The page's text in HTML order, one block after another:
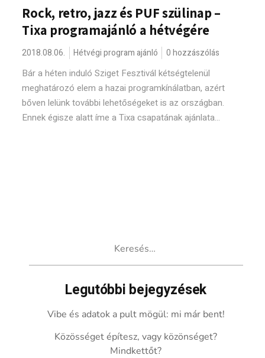
Rock, retro, jazz és PUF szülinap –
Tixa programajánló a hétvégére
2018.08.06. Hétvégi program ajánló 0 hozzászólás
Bár a héten induló Sziget Fesztivál kétségtelenül
meghatározó elem a hazai programkínálatban, azért
bőven lelünk további lehetőségeket is az országban.
Ennek égisze alatt íme a Tixa csapatának ajánlata...
Legutóbbi bejegyzések
Vibe és adatok a pult mögül: mi már bent!
Közösséget építesz, vagy közönséget?
Mindkettőt?